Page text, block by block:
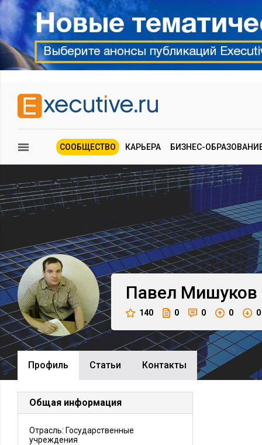
СООБЩЕСТВО КАРЬЕРА БИЗНЕС-
Павел Мишуков
140 0 0 0 0
Профиль Cтатьи Контакты
Общая информация
Отрасль: Государственные
учреждения